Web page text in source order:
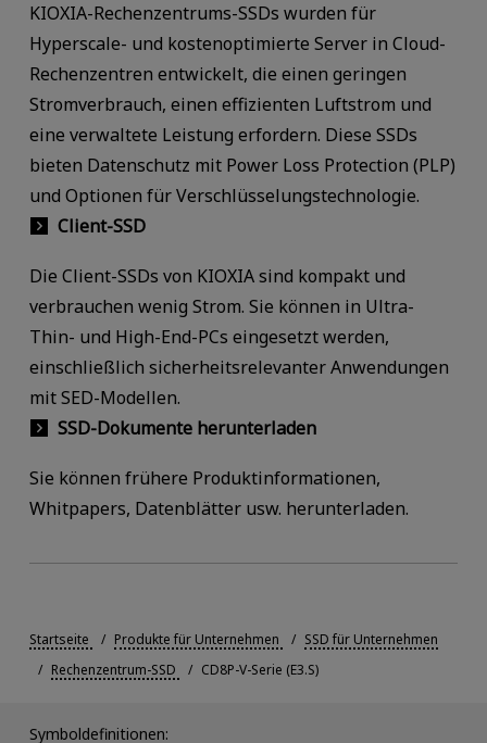
KIOXIA-Rechenzentrums-SSDs wurden für
Hyperscale- und kostenoptimierte Server in Cloud-
Rechenzentren entwickelt, die einen geringen
Stromverbrauch, einen effizienten Luftstrom und
eine verwaltete Leistung erfordern. Diese SSDs
bieten Datenschutz mit Power Loss Protection (PLP)
und Optionen für Verschlüsselungstechnologie.
Client-SSD
Die Client-SSDs von KIOXIA sind kompakt und
verbrauchen wenig Strom. Sie können in Ultra-
Thin- und High-End-PCs eingesetzt werden,
einschließlich sicherheitsrelevanter Anwendungen
mit SED-Modellen.
SSD-Dokumente herunterladen
Sie können frühere Produktinformationen,
Whitpapers, Datenblätter usw. herunterladen.
Startseite Produkte für Unternehmen
SSD für Unternehmen
Rechenzentrum-SSD
CD8P-V-Serie (E3.S)
Symboldefinitionen: